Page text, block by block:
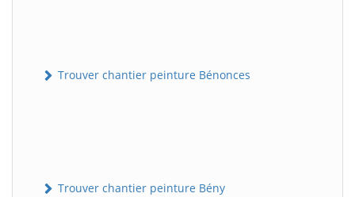
Trouver chantier peinture Bénonces
Trouver chantier peinture Bény